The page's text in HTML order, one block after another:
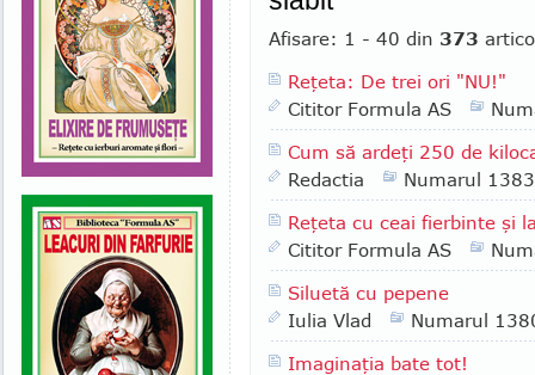
Afisare: 1 - 40 din 373
Reţeta: De trei ori "NU!"
Cititor Formula AS
Cum să ardeţi 250 de
Redactia
Numarul 1383
Reţeta cu ceai fierbinte şi
Cititor Formula AS
Siluetă cu pepene
Iulia Vlad
Numarul
Imaginaţia bate tot!